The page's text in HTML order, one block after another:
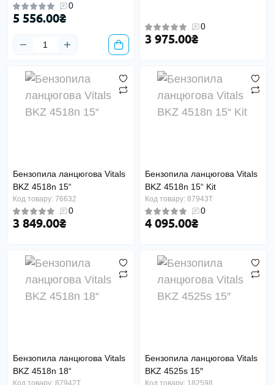
0
5 556.00₴
0
3 975.00₴
Бензопила ланцюгова Vitals
BKZ 4518n 15“
Код товару: 76632
0
3 849.00₴
Бензопила ланцюгова Vitals
BKZ 4518n 15“ Kit
Код товару: 87943T
0
4 095.00₴
Бензопила ланцюгова Vitals
BKZ 4518n 18“
Бензопила ланцюгова Vitals
BKZ 4525s 15″